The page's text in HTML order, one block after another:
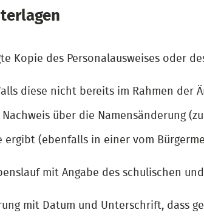
Kopie des Personalausweises oder
diese nicht bereits im Rahmen der
über die Namensänderung
ergibt (ebenfalls in einer vom
mit Angabe des schulischen
mit Datum und Unterschrift, dass